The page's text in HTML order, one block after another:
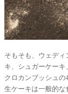
そもそも、ウェデ
キ、シュガーケーキ、
クロカンブッシュの
生ケーキは一般的な